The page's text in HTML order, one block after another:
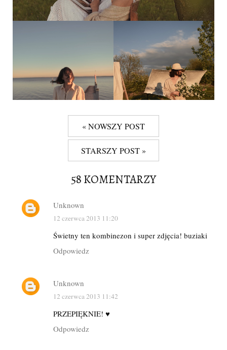
« NOWSZY POST
STARSZY POST »
58 KOMENTARZY
Unknown
12 czerwca 2013 11:20
Świetny ten kombinezon i super zdjęcia! buziaki
Odpowiedz
Unknown
12 czerwca 2013 11:42
PRZEPIĘKNIE! ♥
Odpowiedz